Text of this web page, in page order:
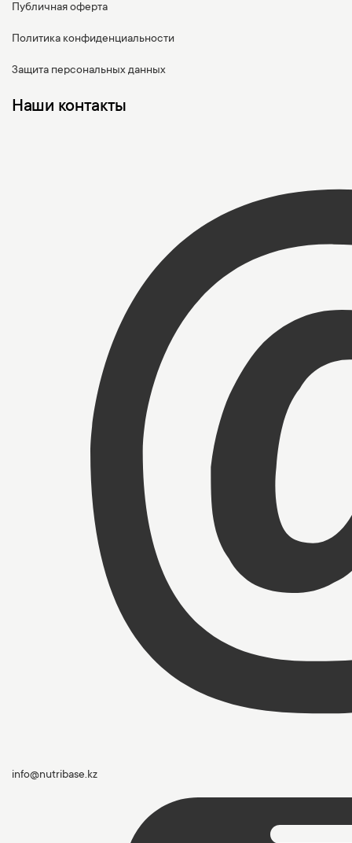
Публичная оферта
Политика конфиденциальности
Защита персональных данных
Наши контакты
info@nutribase.kz